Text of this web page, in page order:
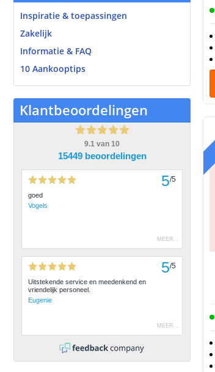
Inspiratie & toepassingen
Zakelijk
Informatie & FAQ
10 Aankooptips
Klantbeoordelingen
9.1 van 10
15449 beoordelingen
5/5
goed
Vogels
MEER ...
5/5
Uitstekende service en meedenkend en
vriendelijk personeel.
Eugenie
MEER ...